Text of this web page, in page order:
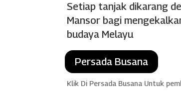
Setiap tanjak dikarang
Mansor bagi
budaya Melayu
Persada Busana
Klik Di Persada Busana Untuk